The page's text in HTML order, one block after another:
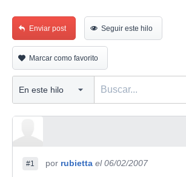
Enviar post Seguir este hilo
Marcar como favorito
#1 por rubietta el 06/02/2007